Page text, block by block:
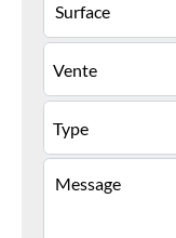
Vente
Type